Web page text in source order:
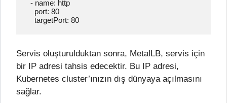
    targetPort: 80
Servis oluşturulduktan sonra, MetalLB, servis için
bir IP adresi tahsis edecektir. Bu IP adresi,
Kubernetes cluster’ınızın dış dünyaya açılmasını
sağlar.